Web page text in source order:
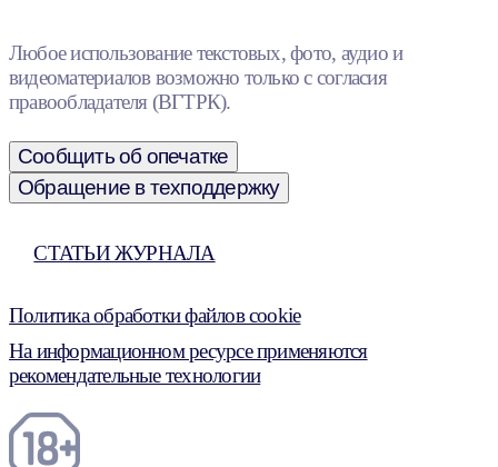
Любое использование текстовых, фото, аудио и
видеоматериалов возможно только с согласия
правообладателя (ВГТРК).
Сообщить об опечатке
Обращение в техподдержку
СТАТЬИ ЖУРНАЛА
Политика обработки файлов cookie
На информационном ресурсе применяются
рекомендательные технологии